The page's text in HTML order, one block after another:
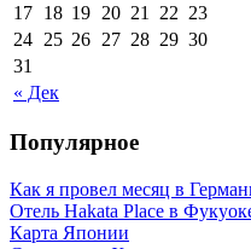
« Дек
17 18 19 20 21 22 23
24 25 26 27 28 29 30
31
Популярное
Как я провел месяц в
Отель Hakata Place в
Карта Японии